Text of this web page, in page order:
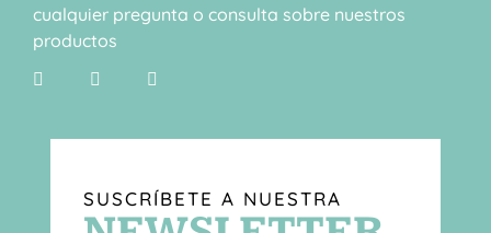
cualquier pregunta o consulta sobre nuestros
productos
SUSCRÍBETE A NUESTRA